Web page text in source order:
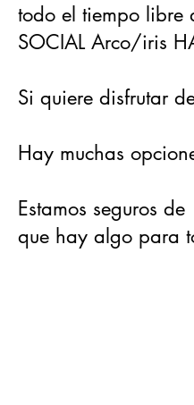
todo el tiempo libre
SOCIAL Arco/iris
Si quiere disfrutar
Hay muchas
Estamos seguros de
que hay algo para